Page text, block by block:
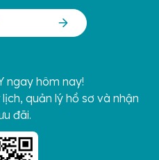
ngay hôm nay!
quản lý hồ sơ và nhận
đãi.